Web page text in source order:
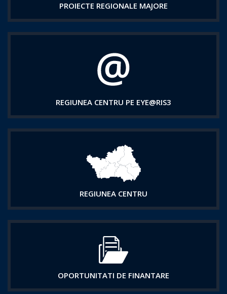
PROIECTE REGIONALE MAJORE
REGIUNEA CENTRU PE EYE@RIS3
REGIUNEA CENTRU
OPORTUNITATI DE FINANTARE